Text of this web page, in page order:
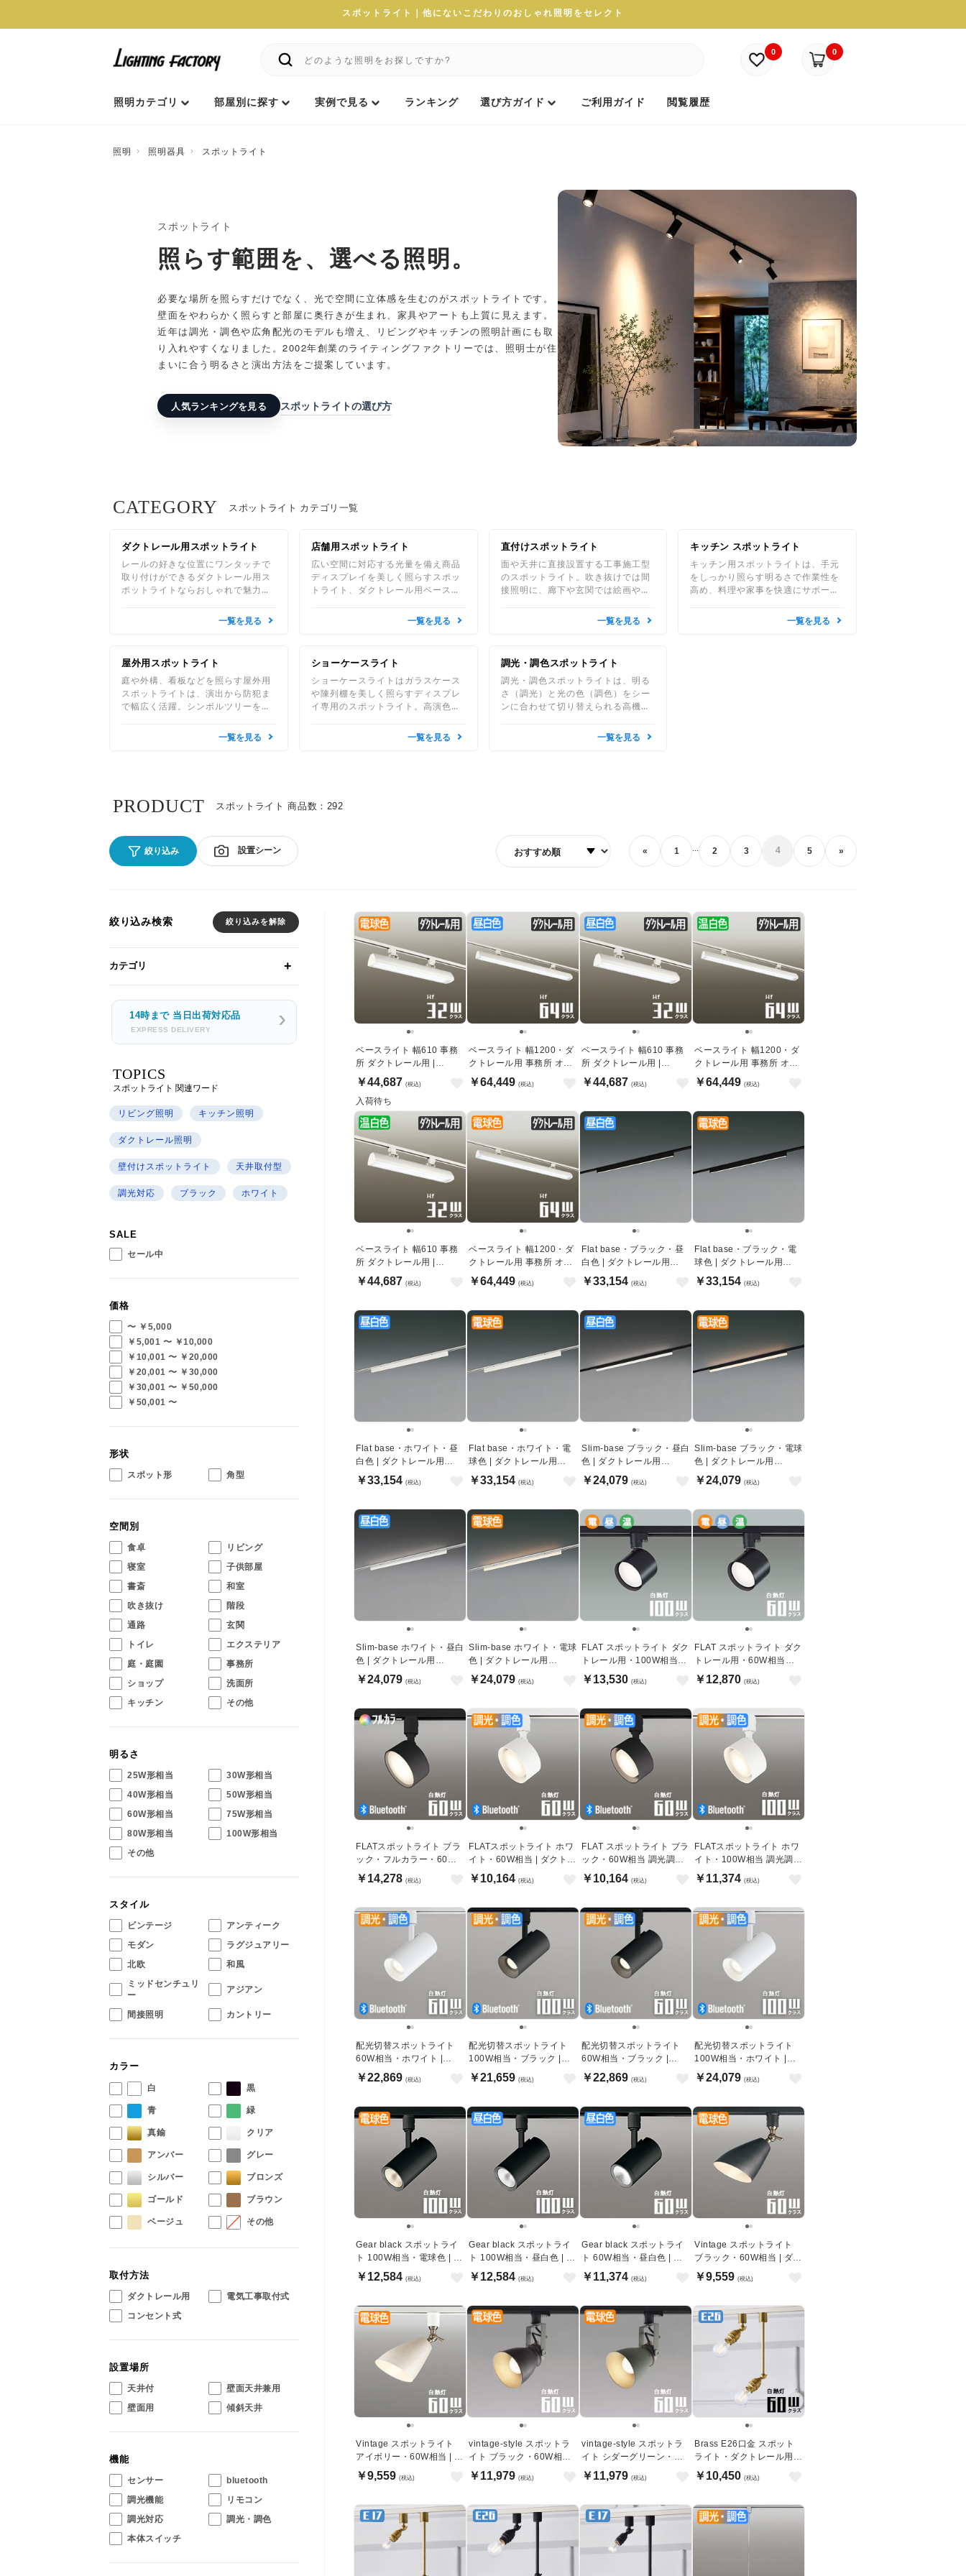
スポットライト｜他にないこだわりのおしゃれ照明をセレクト
0 0
照明カテゴリ 部屋別に探す 実例で見る ランキング 選び方ガイド ご利用ガイド 閲覧履歴
照明 照明器具 スポットライト
スポットライト
照らす範囲を、選べる照明。
必要な場所を照らすだけでなく、光で空間に立体感を生むのがスポットライトです。
壁面をやわらかく照らすと部屋に奥行きが生まれ、家具やアートも上質に見えます。
近年は調光・調色や広角配光のモデルも増え、リビングやキッチンの照明計画にも取
り入れやすくなりました。2002年創業のライティングファクトリーでは、照明士が住
まいに合う明るさと演出方法をご提案しています。
人気ランキングを見る スポットライトの選び方
スポットライト カテゴリ一覧
CATEGORY
ダクトレール用スポットライト
レールの好きな位置にワンタッチで
取り付けができるダクトレール用ス
ポットライトならおしゃれで魅力的
ルはライティングレール、ショップ
一覧を見る
店舗用スポットライト
広い空間に対応する光量を備え商品
ディスプレイを美しく照らすスポッ
トライト、ダクトレール用ベースラ
やすい機種を厳選しています。
一覧を見る
直付けスポットライト
面や天井に直接設置する工事施工型
のスポットライト。吹き抜けでは間
接照明に、廊下や玄関では絵画やオ
住宅では補助照明として活躍しま
一覧を見る
キッチン スポットライト
キッチン用スポットライトは、手元
をしっかり照らす明るさで作業性を
高め、料理や家事を快適にサポート
し、清潔に保てるのも特長です。
一覧を見る
屋外用スポットライト
庭や外構、看板などを照らす屋外用
スポットライトは、演出から防犯ま
で幅広く活躍。シンボルツリーを照
一覧を見る
ショーケースライト
ショーケースライトはガラスケース
や陳列棚を美しく照らすディスプレ
イ専用のスポットライト。高演色
を忠実に再現し、商品の魅力を際立
一覧を見る
調光・調色スポットライト
調光・調色スポットライトは、明る
さ（調光）と光の色（調色）をシー
ンに合わせて切り替えられる高機能
明るく爽やかに、くつろぎたい夜は
暖かい光に。空間の印象を整えなが
一覧を見る
スポットライト 商品数：292
PRODUCT
絞り込み 設置シーン
並び順
« 1 ... 2 3 4 5 »
ベースライト 幅610 事務
所 ダクトレール用 |
3270lm・電球色
￥44,687 (税込)
入荷待ち
ベースライト 幅1200・ダ
クトレール用 事務所 オフ
ィス | 昼白色
￥64,449 (税込)
ベースライト 幅610 事務
所 ダクトレール用 |
3270lm・昼白色
￥44,687 (税込)
ベースライト 幅1200・ダ
クトレール用 事務所 オフ
ィス | 温白色
￥64,449 (税込)
ベースライト 幅610 事務
所 ダクトレール用 |
3270lm・温白色
￥44,687 (税込)
ベースライト 幅1200・ダ
クトレール用 事務所 オフ
ィス | 電球色
￥64,449 (税込)
Flat base・ブラック・昼
白色 | ダクトレール用
1200mm
￥33,154 (税込)
Flat base・ブラック・電
球色 | ダクトレール用
1200mm
￥33,154 (税込)
Flat base・ホワイト・昼
白色 | ダクトレール用
1200mm
￥33,154 (税込)
Flat base・ホワイト・電
球色 | ダクトレール用
1200mm
￥33,154 (税込)
Slim-base ブラック・昼白
色 | ダクトレール用
1200mm
￥24,079 (税込)
Slim-base ブラック・電球
色 | ダクトレール用
1200mm
￥24,079 (税込)
Slim-base ホワイト・昼白
色 | ダクトレール用
1200mm
￥24,079 (税込)
Slim-base ホワイト・電球
色 | ダクトレール用
1200mm
￥24,079 (税込)
FLAT スポットライト ダク
トレール用・100W相当｜
ブラック
￥13,530 (税込)
FLAT スポットライト ダク
トレール用・60W相当｜
ブラック
￥12,870 (税込)
FLATスポットライト ブラ
ック・フルカラー・60W
相当 | ダクトレール用・
Bluetooth
￥14,278 (税込)
FLATスポットライト ホワ
イト・60W相当 | ダクトレ
ール用・Bluetooth
￥10,164 (税込)
FLAT スポットライト ブラ
ック・60W相当 調光調色 |
ダクトレール用・
Bluetooth
￥10,164 (税込)
FLATスポットライト ホワ
イト・100W相当 調光調色
| ダクトレール用・
Bluetooth
￥11,374 (税込)
配光切替スポットライト
60W相当・ホワイト |
Bluetooth
￥22,869 (税込)
配光切替スポットライト
100W相当・ブラック |
Bluetooth
￥21,659 (税込)
配光切替スポットライト
60W相当・ブラック |
Bluetooth
￥22,869 (税込)
配光切替スポットライト
100W相当・ホワイト |
Bluetooth
￥24,079 (税込)
Gear black スポットライ
ト 100W相当・電球色 | ダ
クトレール用
￥12,584 (税込)
Gear black スポットライ
ト 100W相当・昼白色 | ダ
クトレール用
￥12,584 (税込)
Gear black スポットライ
ト 60W相当・昼白色 | ダ
クトレール用
￥11,374 (税込)
Vintage スポットライト
ブラック・60W相当 | ダク
トレール用
￥9,559 (税込)
Vintage スポットライト
アイボリー・60W相当 | ダ
クトレール用
￥9,559 (税込)
vintage-style スポットラ
イト ブラック・60W相当 |
ダクトレール用
￥11,979 (税込)
vintage-style スポットラ
イト シダーグリーン・
60W相当 | ダクトレール用
￥11,979 (税込)
Brass E26口金 スポット
ライト・ダクトレール用 |
全2種
￥10,450 (税込)
絞り込み検索 絞り込みを解除
カテゴリ
14時まで 当日出荷対応品
EXPRESS DELIVERY
スポットライト 関連ワード
TOPICS
リビング照明 キッチン照明
ダクトレール照明
壁付けスポットライト 天井取付型
調光対応 ブラック ホワイト
SALE
セール中
価格
〜 ￥5,000
￥5,001 〜 ￥10,000
￥10,001 〜 ￥20,000
￥20,001 〜 ￥30,000
￥30,001 〜 ￥50,000
￥50,001 〜
形状
スポット形 角型
空間別
食卓
リビング
寝室
子供部屋
書斎
和室
吹き抜け
階段
通路
玄関
トイレ
エクステリア
庭・庭園
事務所
ショップ
洗面所
キッチン
その他
明るさ
25W形相当
30W形相当
40W形相当
50W形相当
60W形相当
75W形相当
80W形相当
100W形相当
その他
スタイル
ビンテージ
アンティーク
モダン
ラグジュアリー
北欧
和風
ミッドセンチュリ
ー
アジアン
間接照明 カントリー
カラー
白 黒
青 緑
真鍮 クリア
アンバー グレー
シルバー ブロンズ
ゴールド ブラウン
ベージュ その他
取付方法
ダクトレール用
電気工事取付式
コンセント式
設置場所
天井付
壁面天井兼用
壁面用
傾斜天井
機能
センサー
bluetooth
調光機能
リモコン
調光対応
調光・調色
本体スイッチ